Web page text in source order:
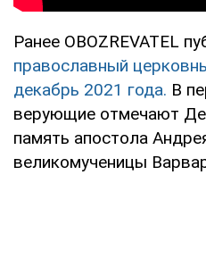
Ранее OBOZREVATEL
православный
декабрь 2021 года. В
верующие отмечают
память апостола
великомученицы